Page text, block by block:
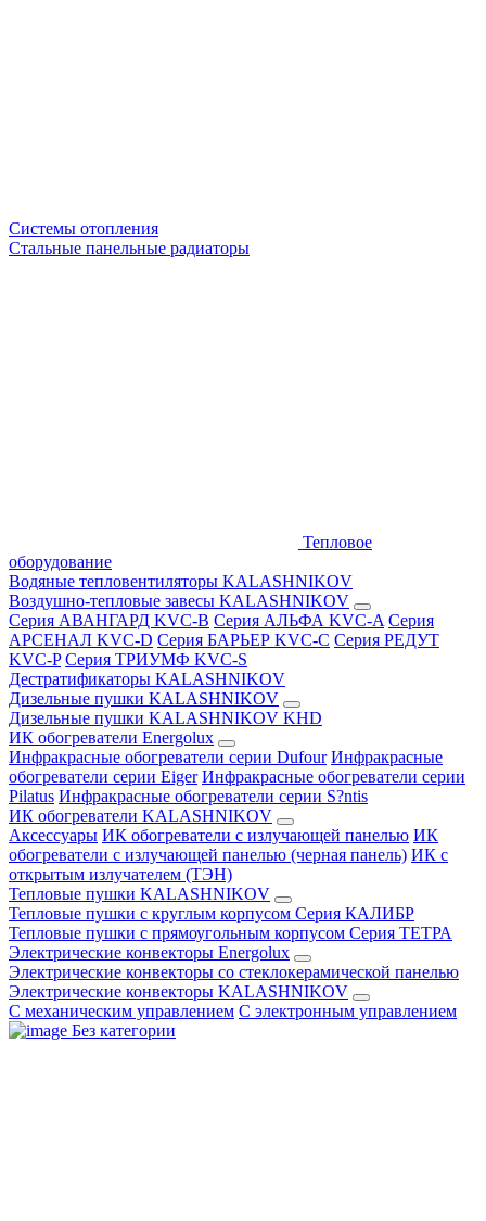
Системы отопления
Стальные панельные радиаторы
Тепловое
оборудование
Водяные тепловентиляторы KALASHNIKOV
Воздушно-тепловые завесы KALASHNIKOV
Серия АВАНГАРД KVC-B Серия АЛЬФА KVC-A Серия
АРСЕНАЛ KVC-D Серия БАРЬЕР KVC-C Серия РЕДУТ
KVC-P Серия ТРИУМФ KVC-S
Дестратификаторы KALASHNIKOV
Дизельные пушки KALASHNIKOV
Дизельные пушки KALASHNIKOV KHD
ИК обогреватели Energolux
Инфракрасные обогреватели серии Dufour Инфракрасные
обогреватели серии Eiger Инфракрасные обогреватели серии
Pilatus Инфракрасные обогреватели серии S?ntis
ИК обогреватели KALASHNIKOV
Аксессуары ИК обогреватели с излучающей панелью ИК
обогреватели с излучающей панелью (черная панель) ИК с
открытым излучателем (ТЭН)
Тепловые пушки KALASHNIKOV
Тепловые пушки с круглым корпусом Серия КАЛИБР
Тепловые пушки с прямоугольным корпусом Серия ТЕТРА
Электрические конвекторы Energolux
Электрические конвекторы со стеклокерамической панелью
Электрические конвекторы KALASHNIKOV
С механическим управлением С электронным управлением
Без категории